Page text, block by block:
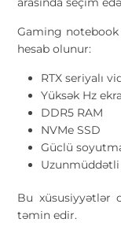
Gaming notebook
hesab olunur:
RTX seriyalı
Yüksək Hz
DDR5 RAM
NVMe SSD
Güclü
Bu xüsusiyyətlər
təmin edir.